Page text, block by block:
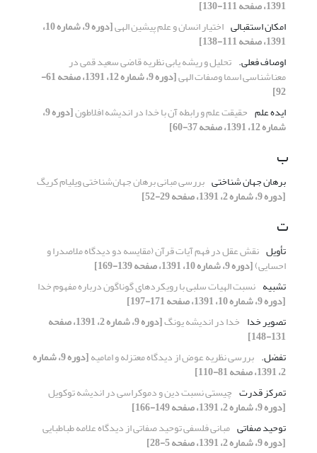
1391، صفحه 111-130]
امکان استقبالی اختیار انسان و علم پیشین الهی [دوره 9، شماره 10،
1391، صفحه 111-138]
اوصاف فعلی. تحلیل و ریشه یابی نظریه قاضی سعید قمی در
معناشناسی اسما وصفات الهی [دوره 9، شماره 12، 1391، صفحه 61-
92]
ایده علم حقیقت علم و رابطه آن با خدا در اندیشه افلاطون [دوره 9،
شماره 12، 1391، صفحه 37-60]
ب
برهان جهان شناختی بررسی مبانی برهان جهان‌شناختی ویلیام کریگ
[دوره 9، شماره 2، 1391، صفحه 29-52]
ت
تأویل نقش عقل در فهم آیات قرآن (مقایسه دو دیدگاه ملاصدرا و
احسایی)[دوره 9، شماره 10، 1391، صفحه 139-169]
تشبیه نسبت الهیات سلبی با رویکردهای گوناگون درباره مفهوم خدا
[دوره 9، شماره 10، 1391، صفحه 171-197]
تصویر خدا خدا در اندیشه یونگ [دوره 9، شماره 2، 1391، صفحه
131-148]
تفضل. بررسی نظریه عوض از دیدگاه معتزله و امامیه [دوره 9، شماره
2، 1391، صفحه 81-110]
تمرکز قدرت چیستی نسبت دین و دموکراسی در اندیشه توکویل
[دوره 9، شماره 2، 1391، صفحه 149-166]
توحید صفاتی مبانی فلسفی توحید صفاتی از دیدگاه علامه طباطبایی
[دوره 9، شماره 2، 1391، صفحه 5-28]